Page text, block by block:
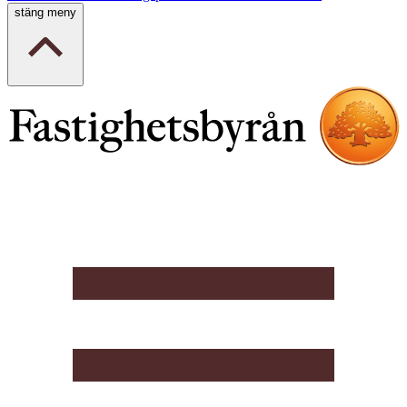
stäng meny